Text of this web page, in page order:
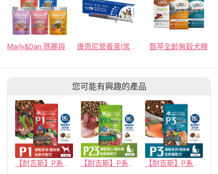
甄萃全齡無穀犬糧
您可能有興趣的產品
【耐吉斯】P系列-P1 凍乾多拼無穀鹿肉餐(全齡犬) 4.5磅 【耐吉斯】P系列-P23凍乾填心無穀雞肉餐(全齡貓) 【耐吉斯】P系列-P3 凍乾多拼無穀鮭魚餐(全齡貓)